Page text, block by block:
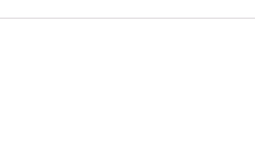
cantidad